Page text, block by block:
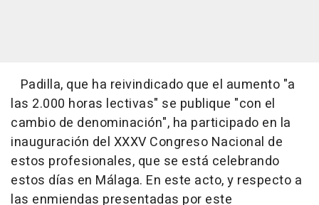
Padilla, que ha reivindicado que el aumento "a
las 2.000 horas lectivas" se publique "con el
cambio de denominación", ha participado en la
inauguración del XXXV Congreso Nacional de
estos profesionales, que se está celebrando
estos días en Málaga. En este acto, y respecto a
las enmiendas presentadas por este